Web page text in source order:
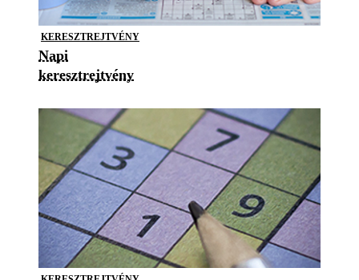
KERESZTREJTVÉNY
Napi
keresztrejtvény